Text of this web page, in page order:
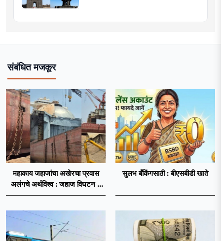
संबंधित मजकूर
महाकाय जहाजांचा अखेरचा प्रवास
अलंगचे अर्थविश्व : जहाज विघटन ते
चक्रीय अर्थव्यवस्था
सुलभ बँकिंगसाठी : बीएसबीडी खाते